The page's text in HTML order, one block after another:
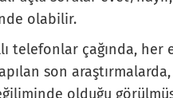
olabilir.
telefonlar çağında,
son
olduğu